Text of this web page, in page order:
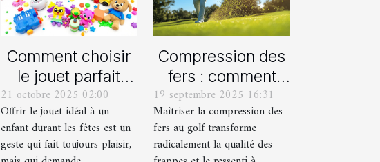
Comment choisir
le jouet parfait
pour chaque âge
durant les fêtes ?
21 octobre 2025 02:00
Offrir le jouet idéal à un
enfant durant les fêtes est un
geste qui fait toujours plaisir,
Compression des
fers : comment
obtenir des
frappes plus
solides ?
19 septembre 2025 16:31
Maîtriser la compression des
fers au golf transforme
radicalement la qualité des